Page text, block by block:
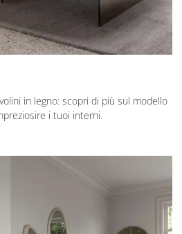
in legno: scopri di più sul modello
i tuoi interni.